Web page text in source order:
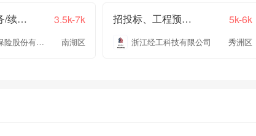
保险客户服务/续期管理 3.5k-7k
中国人寿保险股份有限公司嘉兴市南湖区支公司 南湖区
招投标、工程预结算 5k-6k
浙江经工科技有限公司 秀洲区